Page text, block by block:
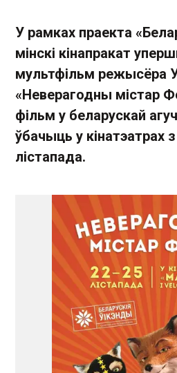
У рамках праекта
мінскі кінапракат
мультфільм режысёра
«Неверагодны містар
фільм у беларускай
ўбачыць у кінатэатрах
лістапада.